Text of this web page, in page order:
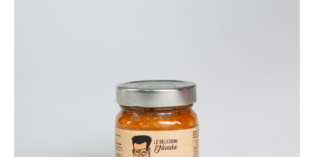
CHI SIAMO
CONTATTI